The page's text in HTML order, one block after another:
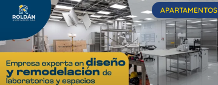
APARTAMENTOS